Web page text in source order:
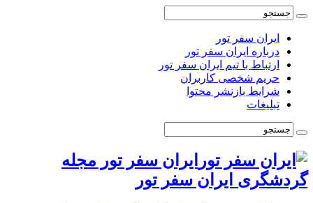
ایران سفر تور
درباره ایران سفر تور
ارتباط با تیم ایران سفر تور
حریم شخصی کاربران
شرایط بازنشر محتوا
تبلیغات
ایران سفر تور مجله
گردشگری ایران سفر تور